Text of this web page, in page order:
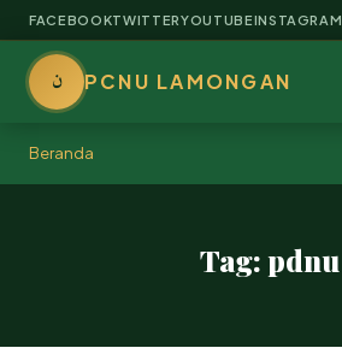
FACEBOOKTWITTERYOUTUBEINSTAGRAM
ن PCNU LAMONGAN
Beranda
Tag: pdnu